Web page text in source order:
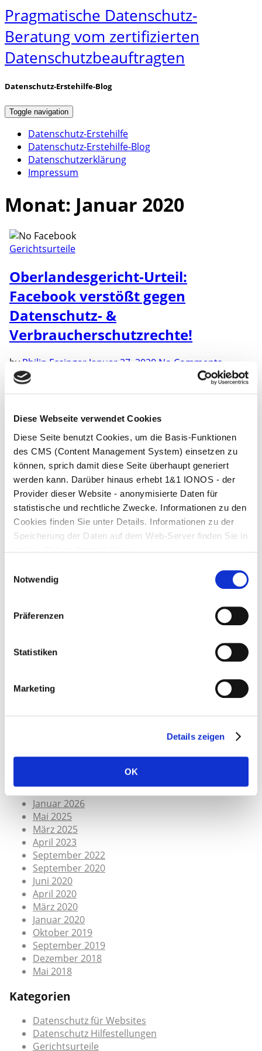
Diese Webseite verwendet Cookies
Diese Seite benutzt Cookies, um die Basis-Funktionen
des CMS (Content Management System) einsetzen zu
können, sprich damit diese Seite überhaupt generiert
werden kann. Darüber hinaus erhebt 1&1 IONOS - der
Provider dieser Website - anonymisierte Daten für
statistische und rechtliche Zwecke. Informationen zu den
Cookies finden Sie unter Details. Informationen zu der
Speicherung der Daten auf dem Web-Server finden Sie in
Notwendig
Präferenzen
Statistiken
Marketing
Details zeigen
OK
Pragmatische Datenschutz-
Beratung vom zertifizierten
Datenschutzbeauftragten
Datenschutz-Erstehilfe-Blog
Toggle navigation
Datenschutz-Erstehilfe
Datenschutz-Erstehilfe-Blog
Datenschutzerklärung
Impressum
Monat: Januar 2020
Gerichtsurteile
Oberlandesgericht-Urteil:
Facebook verstößt gegen
Datenschutz- &
Verbraucherschutzrechte!
by Philip Essinger Januar 27, 2020 No Comments
Am vergangenen Freitag (24.1.2020) hat das
Kammergericht Berlin (Oberlandesgericht) gegen die
entschieden: Facebook verstößt mit seinen Privacy-
Voreinstellungen und in Teilen seiner
Geschäftsbedingungen gegen die DSGVO und
Verbraucherschutzrechte Facebook muss ein Opt-In
für suchmaschinendurchsuchbare Profile und Feeds
haben Facebook benötigt eine Einwilligung für die
Standortfreigabe in der Facebook-App Facebook […]
Neue Beiträge
KI & Datenschutz aus der Praxis – DSGVO-
konforme Tools
2026
DSGVO-Datenschutz-konforme Tools für die
digitale Kommunikation, Kollaboration und
Workspace (Updated 5.2026)
Mai 19, 2026
schafft Microsoft Teams und Zoom für Behörden
ab!Januar 28, 2026
Archiv
Mai 2026
Januar 2026
Mai 2025
März 2025
April 2023
September 2022
September 2020
Juni 2020
April 2020
März 2020
Januar 2020
Oktober 2019
September 2019
Dezember 2018
Mai 2018
Kategorien
Datenschutz für Websites
Datenschutz Hilfestellungen
Gerichtsurteile